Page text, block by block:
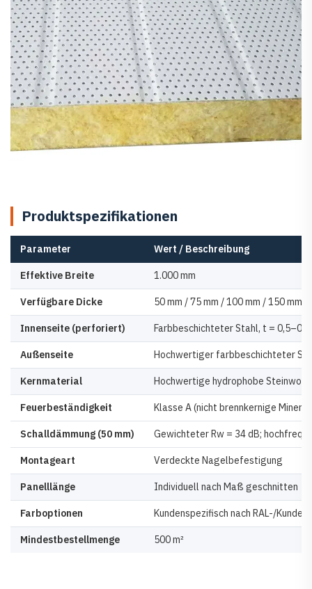
Produktspezifikationen
Parameter Wert / Beschreibung
Effektive Breite 1.000 mm
Verfügbare Dicke 50 mm / 75 mm / 100 mm / 150 mm
Innenseite (perforiert) Farbbeschichteter Stahl, t =
Außenseite Hochwertiger farbbeschichteter
Kernmaterial Hochwertige hydrophobe
Feuerbeständigkeit Klasse A (nicht brennkernige
Schalldämmung (50 mm) Gewichteter Rw = 34 dB;
Montageart Verdeckte Nagelbefestigung
Panelllänge Individuell nach Maß geschnitten
Farboptionen Kundenspezifisch nach RAL-/
Mindestbestellmenge 500 m²